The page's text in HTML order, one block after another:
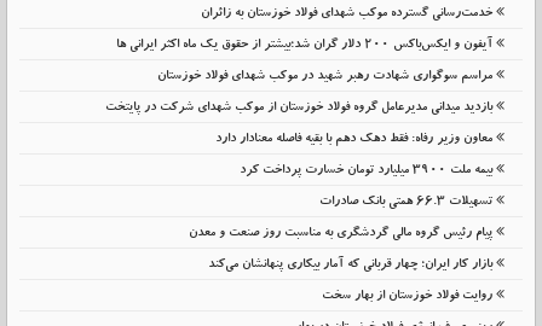
خدمت‌رسانی گسترده موکب شهدای فولاد خوزستان به زائران
آیفون و ایکس‌باکس ۲۰۰ دلار گران شد؛بیشتر از حقوق یک ماه اکثر ایرانی ها
مراسم سوگواری شهادت رهبر شهید در موکب شهدای فولاد خوزستان
بازدید میدانی مدیرعامل گروه فولاد خوزستان از موکب شهدای شرکت در پایتخت
معاون وزیر رفاه: فقط دهک دهم با بقیه فاصله معنادار دارد
بیمه ملت 3900 میلیارد تومان خسارت پرداخت کرد
تسهیلات 66.3 همتی بانک صادرات
پیام رئیس گروه مالی گردشگری به مناسبت روز صنعت و معدن
بازار کار ایران؛ چهار قربانی که آمار بیکاری پنهانشان می‌کند
روایت فولاد خوزستان از بهار سخت